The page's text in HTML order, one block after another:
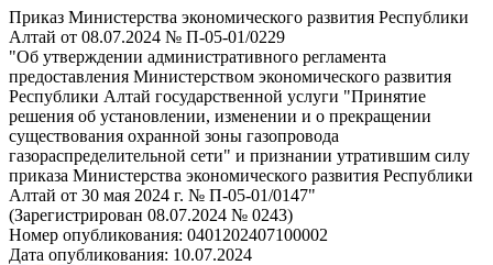
Приказ Министерства экономического развития Республики
Алтай от 08.07.2024 № П-05-01/0229
"Об утверждении административного регламента
предоставления Министерством экономического развития
Республики Алтай государственной услуги "Принятие
решения об установлении, изменении и о прекращении
существования охранной зоны газопровода
газораспределительной сети" и признании утратившим силу
приказа Министерства экономического развития Республики
Алтай от 30 мая 2024 г. № П-05-01/0147"
(Зарегистрирован 08.07.2024 № 0243)
Номер опубликования: 0401202407100002
Дата опубликования: 10.07.2024